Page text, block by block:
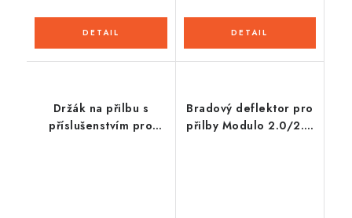
Držák na přilbu s
příslušenstvím pro
Bradový deflektor pro
přilby Modulo 2.0/2.1,